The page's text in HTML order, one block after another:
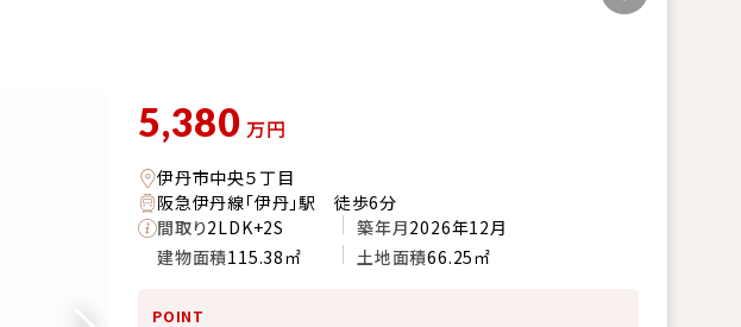
5,380 万円
伊丹市中央５丁目
阪急伊丹線「伊丹」駅 徒歩6分
間取り2LDK+2S 築年月2026年12月
建物面積115.38㎡ 土地面積66.25㎡
POINT